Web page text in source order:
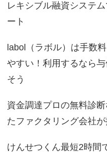
レキシブル融資システ
ート
labol（ラボル）は手数
やすい！利用するなら
そう
資金調達プロの無料診
たファクタリング会社が
けんせつくん最短2時間